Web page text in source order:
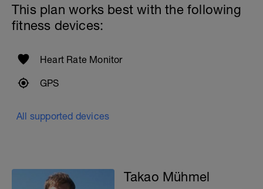
This plan works best with the following
fitness devices:
Heart Rate Monitor
GPS
All supported devices
Takao Mühmel